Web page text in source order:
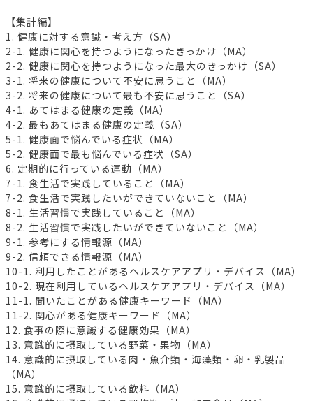
【集計編】
1. 健康に対する意識・考え方（SA）
2-1. 健康に関心を持つようになったきっかけ（MA）
2-2. 健康に関心を持つようになった最大のきっかけ（SA）
3-1. 将来の健康について不安に思うこと（MA）
3-2. 将来の健康について最も不安に思うこと（SA）
4-1. あてはまる健康の定義（MA）
4-2. 最もあてはまる健康の定義（SA）
5-1. 健康面で悩んでいる症状（MA）
5-2. 健康面で最も悩んでいる症状（SA）
6. 定期的に行っている運動（MA）
7-1. 食生活で実践していること（MA）
7-2. 食生活で実践したいができていないこと（MA）
8-1. 生活習慣で実践していること（MA）
8-2. 生活習慣で実践したいができていないこと（MA）
9-1. 参考にする情報源（MA）
9-2. 信頼できる情報源（MA）
10-1. 利用したことがあるヘルスケアアプリ・デバイス（MA）
10-2. 現在利用しているヘルスケアアプリ・デバイス（MA）
11-1. 聞いたことがある健康キーワード（MA）
11-2. 関心がある健康キーワード（MA）
12. 食事の際に意識する健康効果（MA）
13. 意識的に摂取している野菜・果物（MA）
14. 意識的に摂取している肉・魚介類・海藻類・卵・乳製品
（MA）
15. 意識的に摂取している飲料（MA）